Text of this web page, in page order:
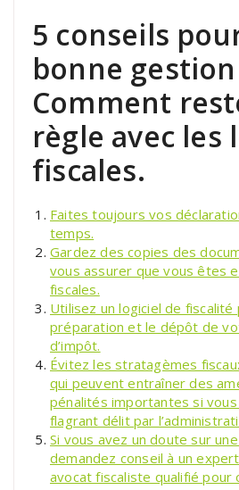
5 conseils
bonne
Comment
règle avec les
fiscales.
Faites toujours vos
temps.
Gardez des copies des
vous assurer que vous êtes
fiscales.
Utilisez un logiciel de fiscalité
préparation et le dépôt de
d’impôt.
Évitez les stratagèmes
qui peuvent entraîner des
pénalités importantes si
flagrant délit par
Si vous avez un doute sur
demandez conseil à un
avocat fiscaliste qualifié pour